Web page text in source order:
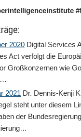
2020 Digital Services
Act verfolgt die
Großkonzernen wie
2021 Dr. Dennis-Kenji
steht unter diesem
der